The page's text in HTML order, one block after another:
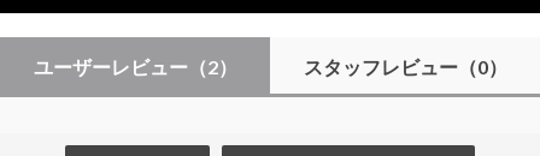
ユーザーレビュー （2） スタッフレビュー（0）